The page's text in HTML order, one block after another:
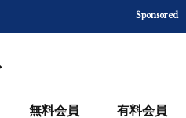
Sponsored
無料会員 有料会員